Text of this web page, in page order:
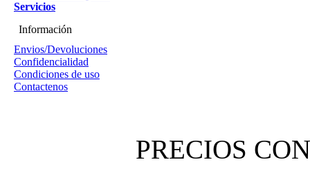
Servicios
Información
Envios/Devoluciones
Confidencialidad
Condiciones de uso
Contactenos
PRECIOS